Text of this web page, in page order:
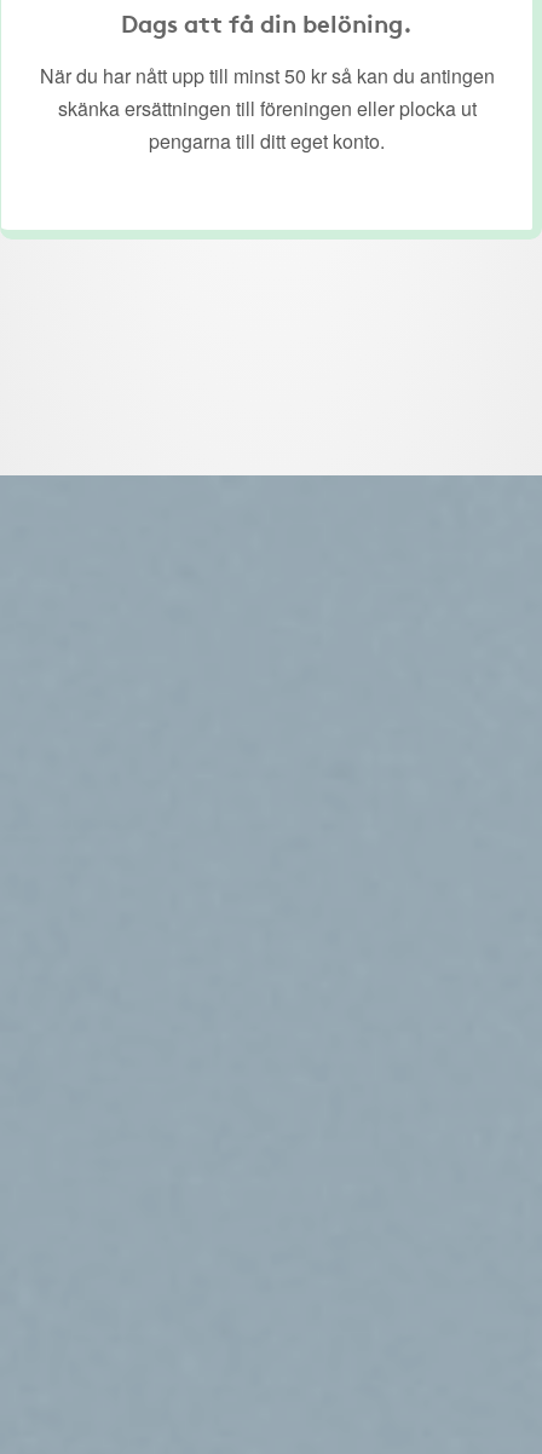
Dags att få din belöning.
När du har nått upp till minst 50 kr så kan du antingen
skänka ersättningen till föreningen eller plocka ut
pengarna till ditt eget konto.